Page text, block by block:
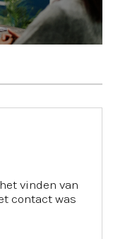
vinden van
contact was